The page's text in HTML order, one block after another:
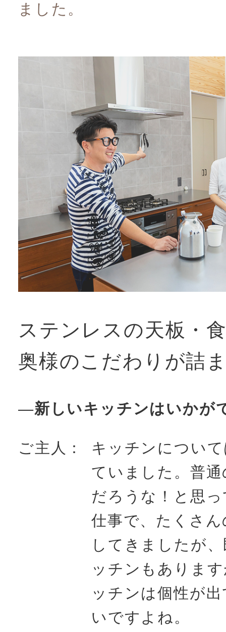
ました。
ステンレスの天板・
奥様のこだわりが詰
―新しいキッチンはいかが
ご主人：
キッチンについ
ていました。普
だろうな！と思
仕事で、たくさ
してきましたが
ッチンもありま
ッチンは個性が
いですよね。